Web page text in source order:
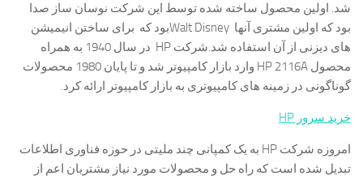
شد. اولین محصول ساخته شده توسط این شرکت نوسان ساز صدا
بود که اولین مشتری آنها Walt Disneyبود که برای ساختن انیمیشن
های دیزنی از آن استفاده شد.شرکت HP در سال 1940 به همراه
محصول HP 2116A وارد بازار کامپیوتر شد و تا پایان 1980 محصولات
گوناگونی در زمینه های کامپیوتری به بازار کامپیوتر ارائه کرد.
خرید سرور HP
امروزه شرکت HP به یک کمپانی چند ملیتی در حوزه فناوری اطلاعات
تبدیل شده است که راه حل و محصولات مورد نیاز مشتریان اعم از